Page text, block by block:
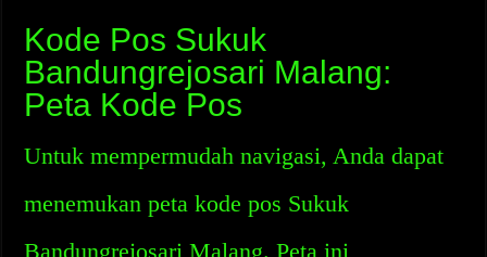
Kode Pos Sukuk
Bandungrejosari Malang:
Peta Kode Pos
Untuk mempermudah navigasi, Anda dapat
menemukan peta kode pos Sukuk
Bandungrejosari Malang. Peta ini